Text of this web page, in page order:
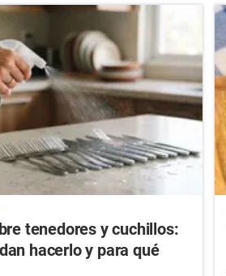
tenedores y cuchillos:
hacerlo y para qué